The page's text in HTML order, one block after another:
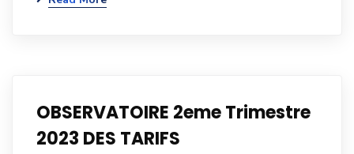
OBSERVATOIRE 2eme Trimestre
2023 DES TARIFS